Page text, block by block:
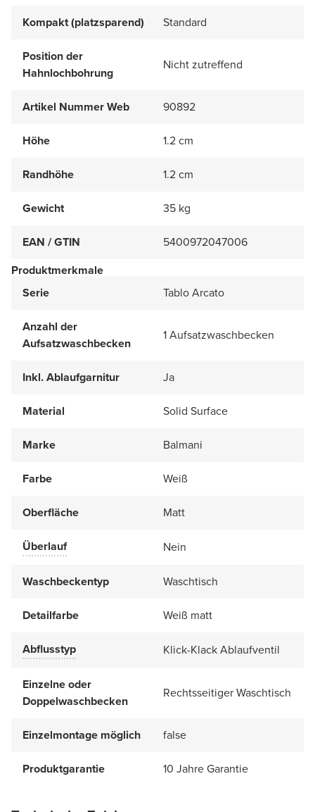
Kompakt (platzsparend)
Standard
Position der
Hahnlochbohrung
Nicht zutreffend
Artikel Nummer Web 90892
Höhe 1.2 cm
Randhöhe 1.2 cm
Gewicht 35 kg
EAN / GTIN
5400972047006
Produktmerkmale
Serie
Tablo Arcato
Anzahl der
Aufsatzwaschbecken
1 Aufsatzwaschbecken
Inkl. Ablaufgarnitur Ja
Material Solid Surface
Marke Balmani
Farbe Weiß
Oberfläche Matt
Überlauf Nein
Waschbeckentyp Waschtisch
Detailfarbe Weiß matt
Abflusstyp Klick-Klack Ablaufventil
Einzelne oder
Doppelwaschbecken
Rechtsseitiger Waschtisch
Einzelmontage möglich false
Produktgarantie 10 Jahre Garantie